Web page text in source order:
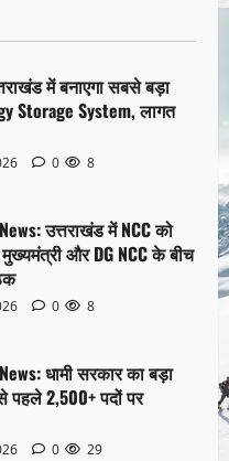
में बनाएगा सबसे बड़ा
Storage System, लागत
0 8
उत्तराखंड में NCC को
मुख्यमंत्री और DG NCC के बीच
0 8
धामी सरकार का बड़ा
पहले 2,500+ पदों पर
0 29